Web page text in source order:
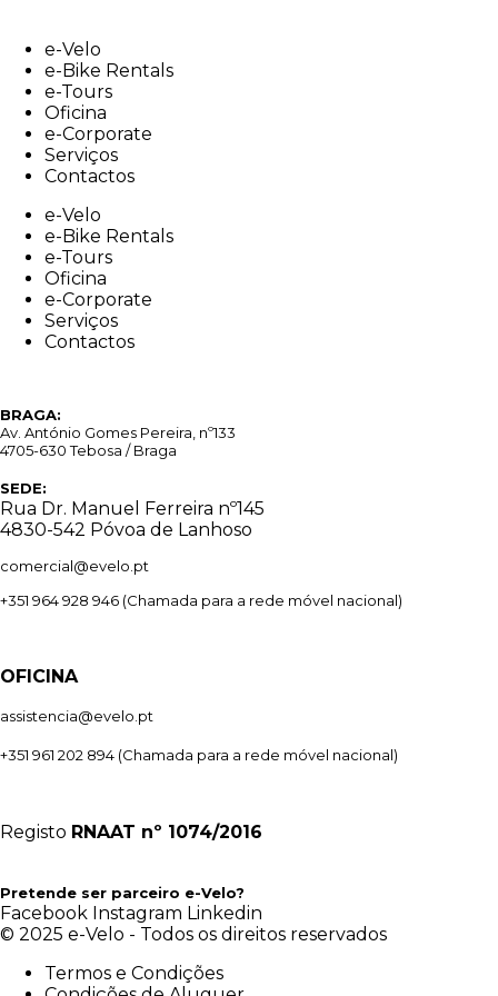
contente-Velo
e-Bike Rentals
e-Tours
Oficina
e-Corporate
Serviços
Contactos
e-Velo
e-Bike Rentals
e-Tours
Oficina
e-Corporate
Serviços
Contactos
BRAGA:
Av. António Gomes Pereira, nº133
4705-630 Tebosa / Braga
SEDE:
Rua Dr. Manuel Ferreira nº145
4830-542 Póvoa de Lanhoso
comercial@evelo.pt
+351 964 928 946 (Chamada para a rede móvel nacional)
OFICINA
assistencia@evelo.pt
+351 961 202 894 (Chamada para a rede móvel nacional)
Registo RNAAT nº 1074/2016
Pretende ser parceiro e-Velo?
Facebook Instagram Linkedin
© 2025 e-Velo - Todos os direitos reservados
Termos e Condições